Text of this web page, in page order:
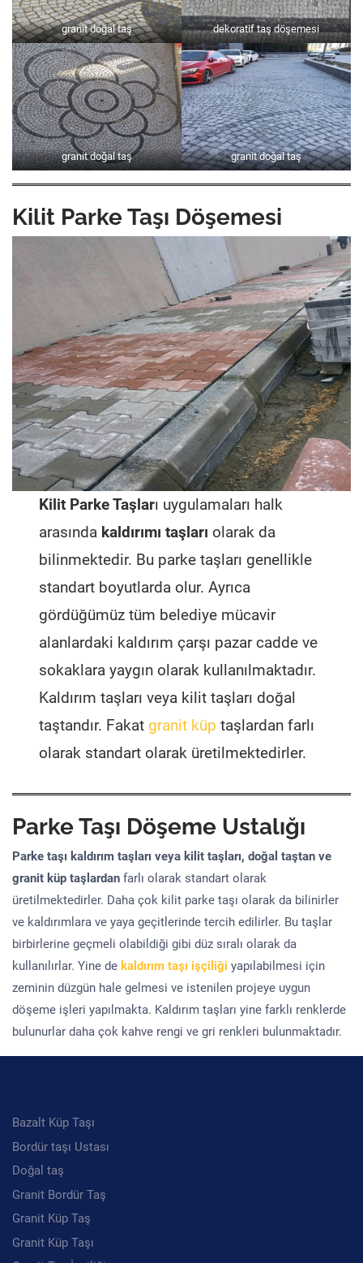
granit doğal taş dekoratif taş döşemesi
granit doğal taş granit doğal taş
Kilit Parke Taşı Döşemesi
Kilit Parke Taşları uygulamaları halk
arasında kaldırımı taşları olarak da
bilinmektedir. Bu parke taşları genellikle
standart boyutlarda olur. Ayrıca
gördüğümüz tüm belediye mücavir
alanlardaki kaldırım çarşı pazar cadde ve
sokaklara yaygın olarak kullanılmaktadır.
Kaldırım taşları veya kilit taşları doğal
taştandır. Fakat granit küp taşlardan farlı
olarak standart olarak üretilmektedirler.
Parke Taşı Döşeme Ustalığı
Parke taşı kaldırım taşları veya kilit taşları, doğal taştan ve
granit küp taşlardan farlı olarak standart olarak
üretilmektedirler. Daha çok kilit parke taşı olarak da bilinirler
ve kaldırımlara ve yaya geçitlerinde tercih edilirler. Bu taşlar
birbirlerine geçmeli olabildiği gibi düz sıralı olarak da
kullanılırlar. Yine de kaldırım taşı işçiliği yapılabilmesi için
zeminin düzgün hale gelmesi ve istenilen projeye uygun
döşeme işleri yapılmakta. Kaldırım taşları yine farklı renklerde
bulunurlar daha çok kahve rengi ve gri renkleri bulunmaktadır.
Bazalt Küp Taşı
Bordür taşı Ustası
Doğal taş
Granit Bordür Taş
Granit Küp Taş
Granit Küp Taşı